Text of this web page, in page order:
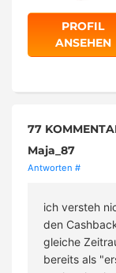
PROFIL
ANSEHEN
77
Maja_87
Antworten #
ich versteh
den
gleiche
bereits als